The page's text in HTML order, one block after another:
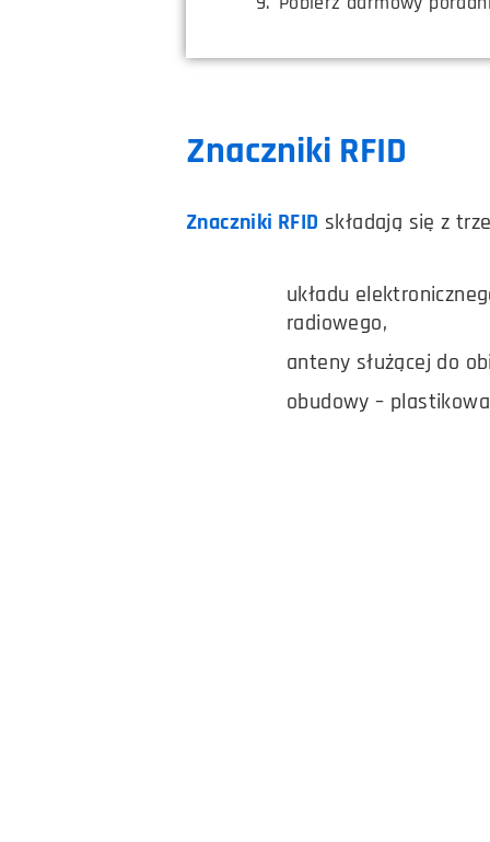
Znaczniki RFID
Znaczniki RFID składają się z
układu
radiowego,
anteny służącej do
obudowy –